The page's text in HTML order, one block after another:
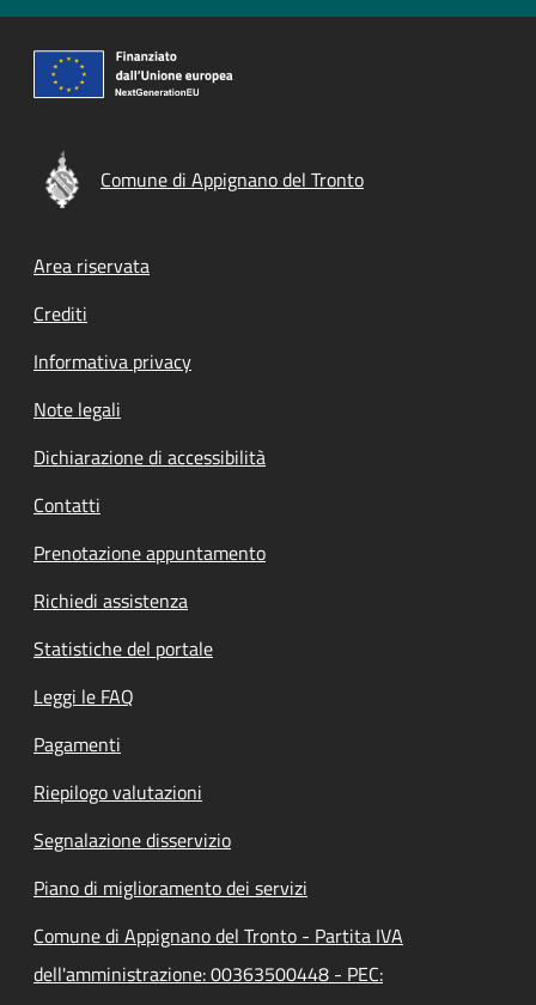
Comune di Appignano del Tronto
Footer menu
Area riservata
Crediti
Informativa privacy
Note legali
Dichiarazione di accessibilità
Contatti
Prenotazione appuntamento
Richiedi assistenza
Statistiche del portale
Leggi le FAQ
Pagamenti
Riepilogo valutazioni
Segnalazione disservizio
Piano di miglioramento dei servizi
Comune di Appignano del Tronto - Partita IVA
dell'amministrazione: 00363500448 - PEC: